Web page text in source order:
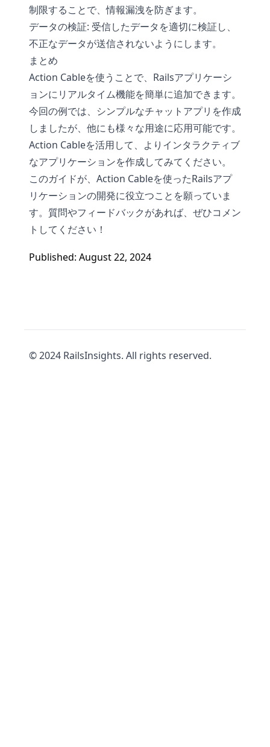
制限することで、情報漏洩を防ぎます。
データの検証: 受信したデータを適切に検証し、
不正なデータが送信されないようにします。
まとめ
Action Cableを使うことで、Railsアプリケーシ
ョンにリアルタイム機能を簡単に追加できます。
今回の例では、シンプルなチャットアプリを作成
しましたが、他にも様々な用途に応用可能です。
Action Cableを活用して、よりインタラクティブ
なアプリケーションを作成してみてください。
このガイドが、Action Cableを使ったRailsアプ
リケーションの開発に役立つことを願っていま
す。質問やフィードバックがあれば、ぜひコメン
トしてください！
Published: August 22, 2024
© 2024 RailsInsights. All rights reserved.